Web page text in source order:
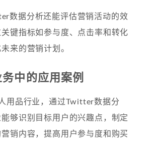
数据分析还能评估营销活动的效
键指标如参与度、点击率和转化
来的营销计划。
中的应用案例
用品行业，通过Twitter数据分
够识别目标用户的兴趣点，制定
销内容，提高用户参与度和购买